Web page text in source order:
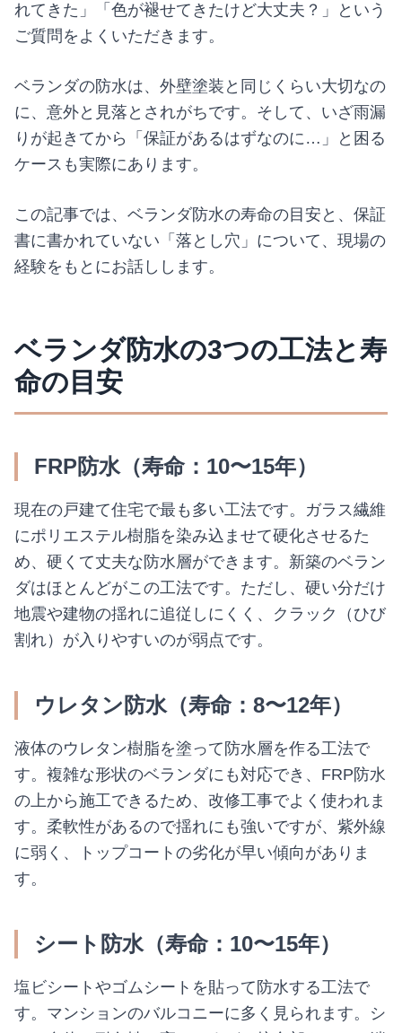
れてきた」「色が褪せてきたけど大丈夫？」という
ご質問をよくいただきます。
ベランダの防水は、外壁塗装と同じくらい大切なの
に、意外と見落とされがちです。そして、いざ雨漏
りが起きてから「保証があるはずなのに…」と困る
ケースも実際にあります。
この記事では、ベランダ防水の寿命の目安と、保証
書に書かれていない「落とし穴」について、現場の
経験をもとにお話しします。
ベランダ防水の3つの工法と寿
命の目安
FRP防水（寿命：10〜15年）
現在の戸建て住宅で最も多い工法です。ガラス繊維
にポリエステル樹脂を染み込ませて硬化させるた
め、硬くて丈夫な防水層ができます。新築のベラン
ダはほとんどがこの工法です。ただし、硬い分だけ
地震や建物の揺れに追従しにくく、クラック（ひび
割れ）が入りやすいのが弱点です。
ウレタン防水（寿命：8〜12年）
液体のウレタン樹脂を塗って防水層を作る工法で
す。複雑な形状のベランダにも対応でき、FRP防水
の上から施工できるため、改修工事でよく使われま
す。柔軟性があるので揺れにも強いですが、紫外線
に弱く、トップコートの劣化が早い傾向がありま
す。
シート防水（寿命：10〜15年）
塩ビシートやゴムシートを貼って防水する工法で
す。マンションのバルコニーに多く見られます。シ